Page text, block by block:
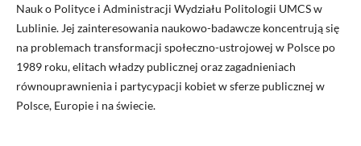
Nauk o Polityce i Administracji Wydziału Politologii UMCS w
Lublinie. Jej zainteresowania naukowo-badawcze koncentrują się
na problemach transformacji społeczno-ustrojowej w Polsce po
1989 roku, elitach władzy publicznej oraz zagadnieniach
równouprawnienia i partycypacji kobiet w sferze publicznej w
Polsce, Europie i na świecie.